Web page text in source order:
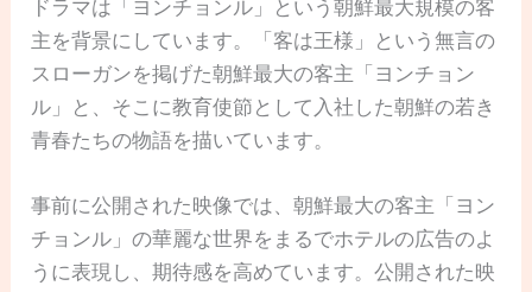
ドラマは「ヨンチョンル」という朝鮮最大規模の客
主を背景にしています。「客は王様」という無言の
スローガンを掲げた朝鮮最大の客主「ヨンチョン
ル」と、そこに教育使節として入社した朝鮮の若き
青春たちの物語を描いています。
事前に公開された映像では、朝鮮最大の客主「ヨン
チョンル」の華麗な世界をまるでホテルの広告のよ
うに表現し、期待感を高めています。公開された映